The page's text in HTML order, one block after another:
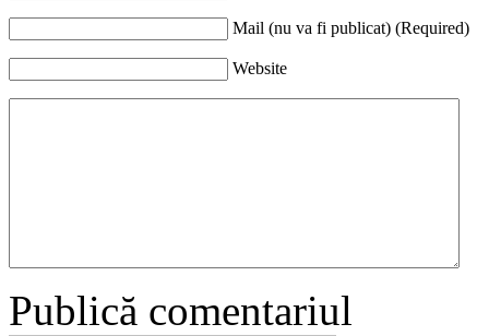
Mail (nu va fi publicat) (Required)
Website
Publică comentariul